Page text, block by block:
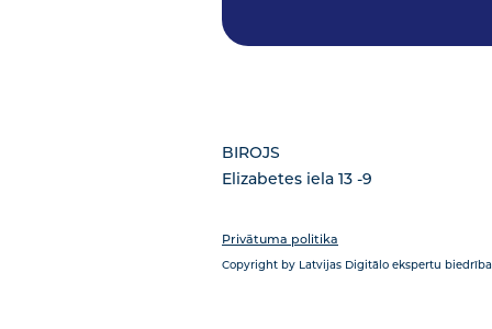
BIROJS
Elizabetes iela 13 -9
Privātuma politika
Copyright by Latvijas Digitālo ekspertu biedrība